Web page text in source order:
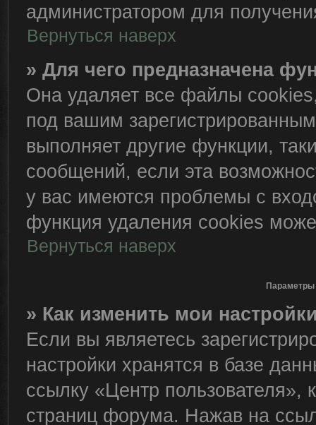
администратором для
Вернуться наверх
» Для чего предназначена
Она удаляет все файлы
под вашим
выполняет другие функции,
сообщений, если эта
у вас имеются проблемы с
функция удаления cookies
Вернуться наверх
Параметры
» Как изменить мои
Если вы являетесь
настройки хранятся в базе
ссылку «Центр пользователя»,
страниц форума. Нажав на